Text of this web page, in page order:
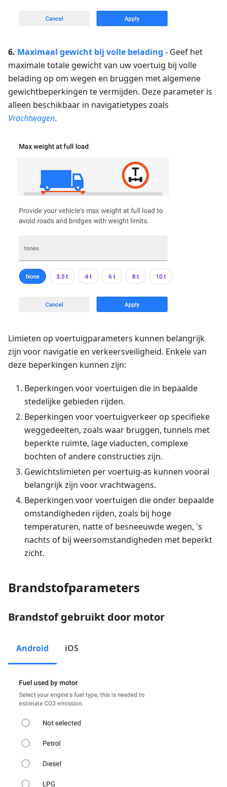
6. Maximaal gewicht bij volle belading - Geef het
maximale totale gewicht van uw voertuig bij volle
belading op om wegen en bruggen met algemene
gewichtbeperkingen te vermijden. Deze parameter is
alleen beschikbaar in navigatietypes zoals
Vrachtwagen.
Limieten op voertuigparameters kunnen belangrijk
zijn voor navigatie en verkeersveiligheid. Enkele van
deze beperkingen kunnen zijn:
Beperkingen voor voertuigen die in bepaalde
stedelijke gebieden rijden.
Beperkingen voor voertuigverkeer op specifieke
weggedeelten, zoals waar bruggen, tunnels met
beperkte ruimte, lage viaducten, complexe
bochten of andere constructies zijn.
Gewichtslimieten per voertuig-as kunnen vooral
belangrijk zijn voor vrachtwagens.
Beperkingen voor voertuigen die onder bepaalde
omstandigheden rijden, zoals bij hoge
temperaturen, natte of besneeuwde wegen, 's
nachts of bij weersomstandigheden met beperkt
zicht.
Brandstofparameters
Brandstof gebruikt door motor
Android iOS